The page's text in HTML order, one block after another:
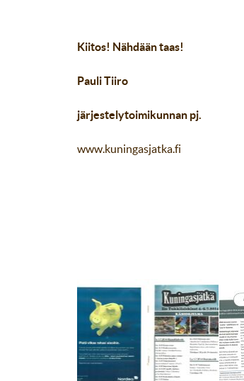
Kiitos! Nähdään taas!
Pauli Tiiro
järjestelytoimikunnan pj.
www.kuningasjatka.fi